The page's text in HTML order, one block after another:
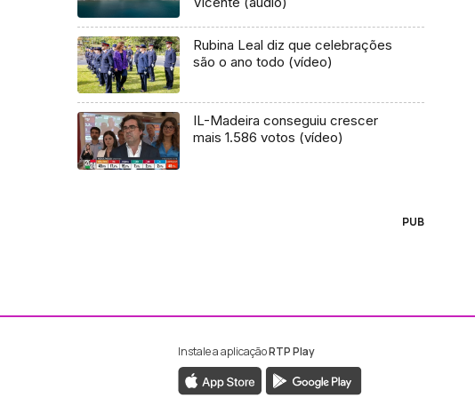
Rubina Leal diz que celebrações
são o ano todo (vídeo)
IL-Madeira conseguiu crescer
mais 1.586 votos (vídeo)
PUB
Facebook da RTP Madeira
ao Instagram da RTP Madeira
Instale a aplicaçãoRTP Play